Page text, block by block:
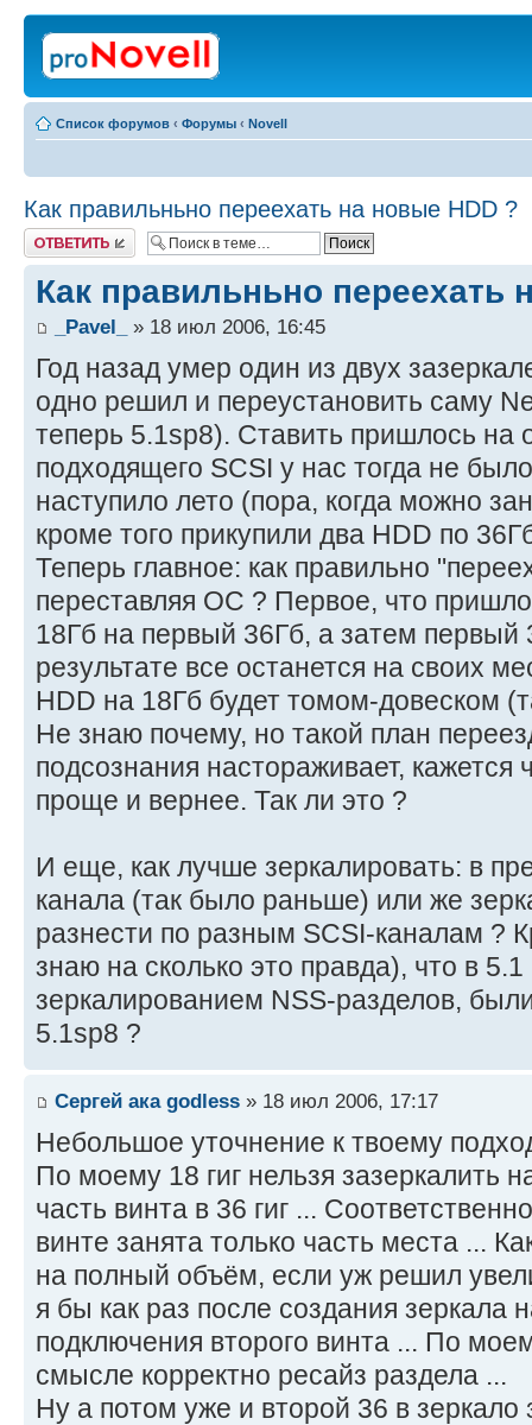
Список форумов ‹ Форумы ‹ Novell
Как правильньно переехать на новые HDD ?
Ответить
Как правильньно переехать
_Pavel_ » 18 июл 2006, 16:45
Год назад умер один из двух
одно решил и переустановить саму
теперь 5.1sp8). Ставить пришлось на
подходящего SCSI у нас тогда не
наступило лето (пора, когда можно
кроме того прикупили два HDD по
Теперь главное: как правильно
переставляя ОС ? Первое, что пришло
18Гб на первый 36Гб, а затем первый
результате все останется на своих
HDD на 18Гб будет томом-довеском
Не знаю почему, но такой план
подсознания настораживает, кажется
проще и вернее. Так ли это ?
И еще, как лучше зеркалировать: в
канала (так было раньше) или же
разнести по разным SCSI-каналам ?
знаю на сколько это правда), что в
зеркалированием NSS-разделов,
5.1sp8 ?
Сергей ака godless » 18 июл 2006, 17:17
Небольшое уточнение к твоему
По моему 18 гиг нельзя зазеркалить
часть винта в 36 гиг ...
винте занята только часть места ...
на полный объём, если уж решил
я бы как раз после создания зеркала
подключения второго винта ... По
смысле корректно ресайз раздела ...
Ну а потом уже и второй 36 в зеркало